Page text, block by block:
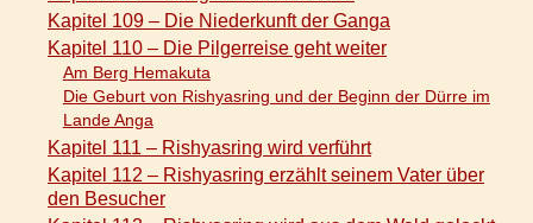
Kapitel 109 – Die Niederkunft der Ganga
Kapitel 110 – Die Pilgerreise geht weiter
Am Berg Hemakuta
Die Geburt von Rishyasring und der Beginn der Dürre im
Lande Anga
Kapitel 111 – Rishyasring wird verführt
Kapitel 112 – Rishyasring erzählt seinem Vater über
den Besucher